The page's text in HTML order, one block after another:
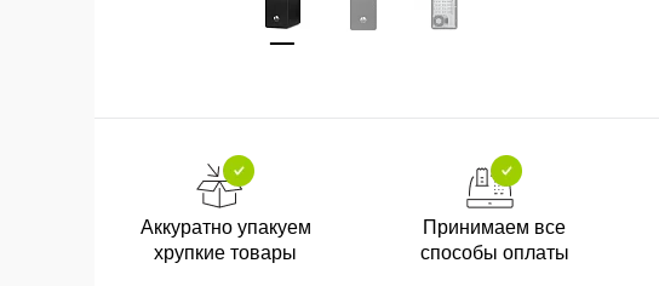
Аккуратно упакуем
хрупкие товары
Принимаем все
способы оплаты